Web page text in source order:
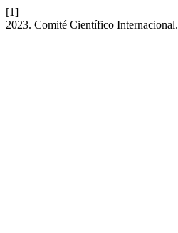
[1]
2023. Comité Científico Internacional.